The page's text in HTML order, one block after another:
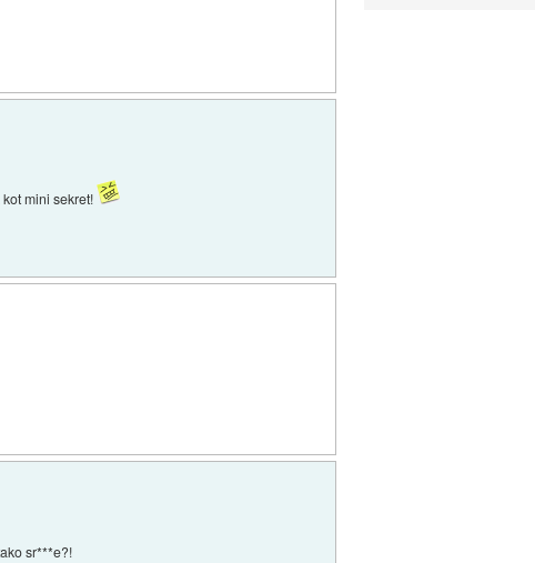
mini sekret!
sr***e?!